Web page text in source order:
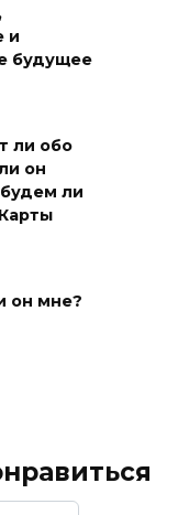
и
будущее
ли обо
он
ли
он мне?